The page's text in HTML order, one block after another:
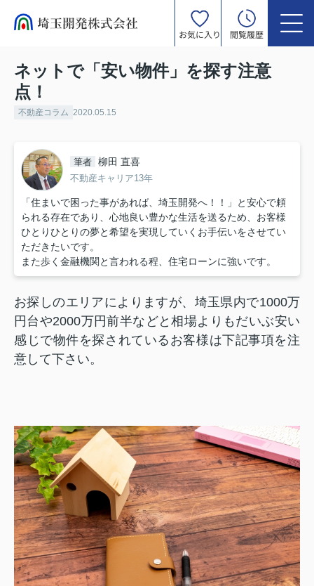
お気に入り 閲覧履歴
ネットで「安い物件」を探す注意
点！
不動産コラム 2020.05.15
筆者 柳田 直喜
不動産キャリア13年
「住まいで困った事があれば、埼玉開発へ！！」と安心で頼
られる存在であり、心地良い豊かな生活を送るため、お客様
ひとりひとりの夢と希望を実現していくお手伝いをさせてい
ただきたいです。
また歩く金融機関と言われる程、住宅ローンに強いです。
お探しのエリアによりますが、埼玉県内で1000万
円台や2000万円前半などと相場よりもだいぶ安い
感じで物件を探されているお客様は下記事項を注
意して下さい。